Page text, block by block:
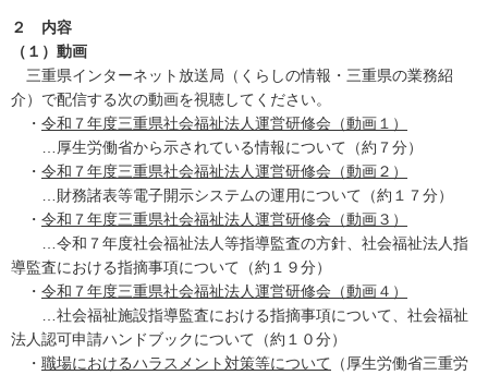
２ 内容
（１）動画
三重県インターネット放送局（くらしの情報・三重県の業務紹
介）で配信する次の動画を視聴してください。
・ 令和７年度三重県社会福祉法人運営研修会（動画１）
…厚生労働省から示されている情報について（約７分）
・ 令和７年度三重県社会福祉法人運営研修会（動画２）
…財務諸表等電子開示システムの運用について（約１７分）
・ 令和７年度三重県社会福祉法人運営研修会（動画３）
…令和７年度社会福祉法人等指導監査の方針、社会福祉法人指
導監査における指摘事項について（約１９分）
・ 令和７年度三重県社会福祉法人運営研修会（動画４）
…社会福祉施設指導監査における指摘事項について、社会福祉
法人認可申請ハンドブックについて（約１０分）
・ 職場におけるハラスメント対策等について （厚生労働省三重労